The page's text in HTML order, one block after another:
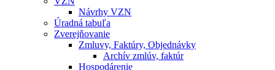
Návrhy VZN
Úradná tabuľa
Zverejňovanie
Zmluvy, Faktúry, Objednávky
Archív zmlúv, faktúr
Hospodárenie